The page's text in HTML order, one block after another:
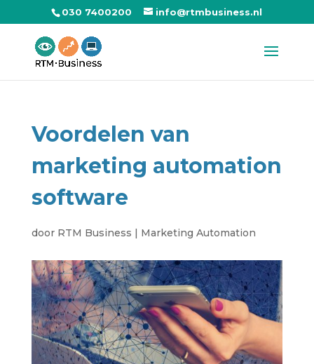
030 7400200 info@rtmbusiness.nl
Voordelen van
marketing automation
software
door RTM Business | Marketing Automation